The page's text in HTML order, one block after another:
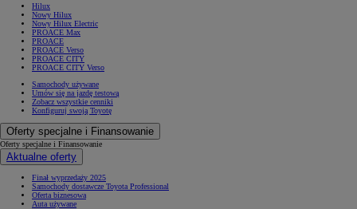
Hilux
Nowy Hilux
Nowy Hilux Electric
PROACE Max
PROACE
PROACE Verso
PROACE CITY
PROACE CITY Verso
Samochody używane
Umów się na jazdę testową
Zobacz wszystkie cenniki
Konfiguruj swoją Toyotę
Oferty specjalne i Finansowanie
Oferty specjalne i Finansowanie
Aktualne oferty
Finał wyprzedaży 2025
Samochody dostawcze Toyota Professional
Oferta biznesowa
Auta używane